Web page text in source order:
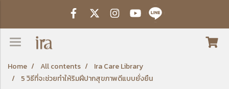
Home All contents
Ira Care Library
5 วิธีที่จะช่วยทำให้ริมฝีปากสุขภาพดีแบบยั่งยืน